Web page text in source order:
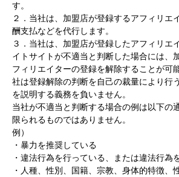
す。
２．当社は、加盟店が登録するアフィリエ
酬支払などを代行します。
３．当社は、加盟店が登録したアフィリエ
イトサイトが不適当と判断した場合には、
フィリエイターの登録を解除することが可
社は登録解除の判断を自己の裁量により行
を説明する義務を負いません。
当社が不適当と判断する場合の例は以下の
限られるものではありません。
例）
・暴力を推奨している
・違法行為を行っている、または違法行為
・人種、性別、国籍、宗教、身体的特徴、